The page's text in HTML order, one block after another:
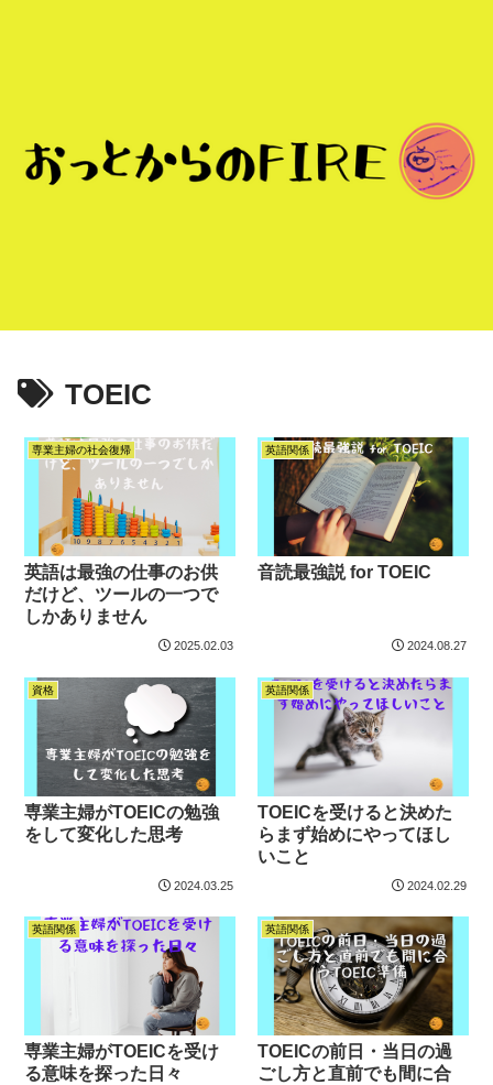
TOEIC
専業主婦の社会復帰
英語は最強の仕事のお供
だけど、ツールの一つで
しかありません
2025.02.03
英語関係
音読最強説 for TOEIC
2024.08.27
資格
専業主婦がTOEICの勉強
をして変化した思考
2024.03.25
英語関係
TOEICを受けると決めた
らまず始めにやってほし
いこと
2024.02.29
英語関係
専業主婦がTOEICを受け
る意味を探った日々
英語関係
TOEICの前日・当日の過
ごし方と直前でも間に合